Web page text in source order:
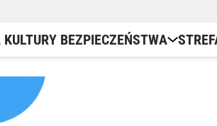
KULTURY BEZPIECZEŃSTWA
Dni